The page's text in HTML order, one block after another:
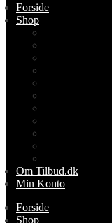
Forside
Shop
Om Tilbud.dk
Min Konto
Forside
Shop